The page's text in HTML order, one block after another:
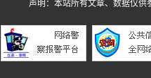
声明：本站所有文章、数据仅